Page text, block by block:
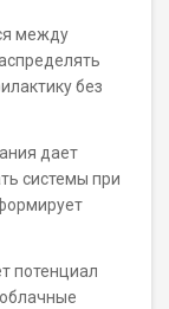
между
без
дает
системы при
потенциал